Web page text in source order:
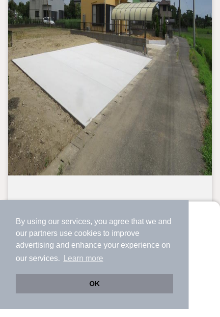
By using our services, you agree that we and
our partners use cookies to improve
advertising and enhance your experience on
our services.
Learn more
OK
より使いやすくなった
アプリで物件探ししませんか？
サクサク動く地図で物件検索
中古一戸建て